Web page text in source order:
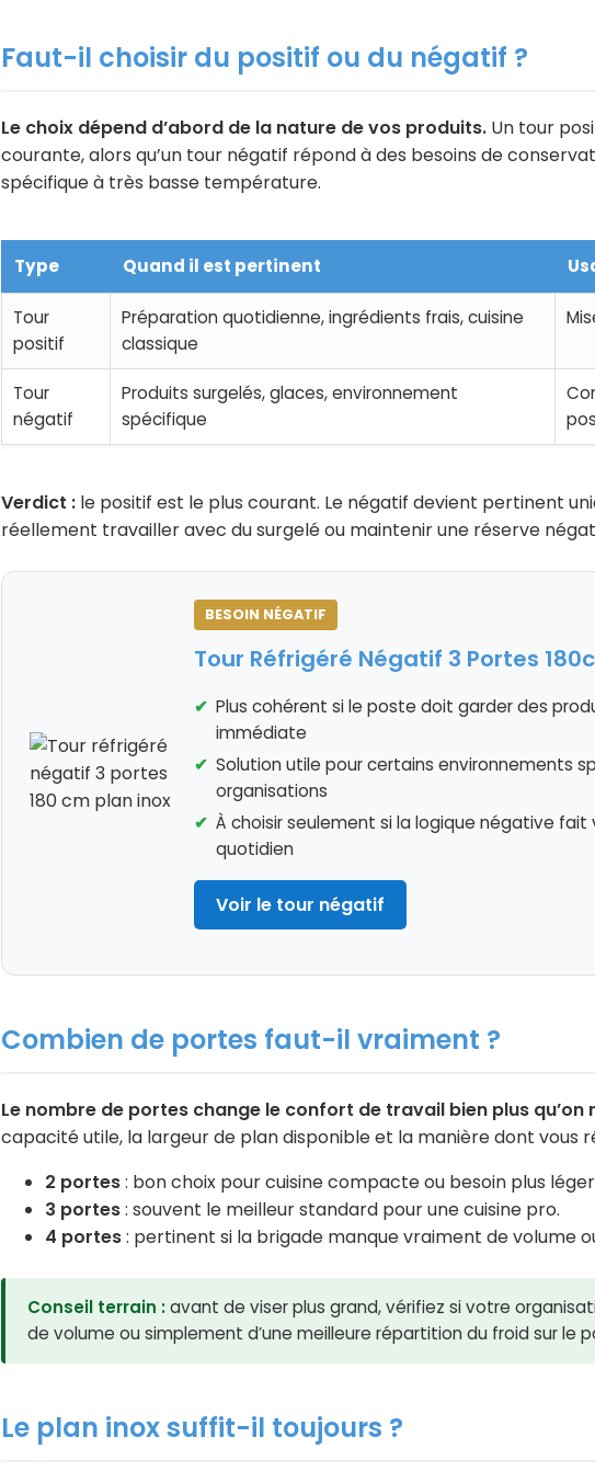
Faut-il choisir du positif ou du négatif ?
Le choix dépend d’abord de la nature de vos produits. Un tour
courante, alors qu’un tour négatif répond à des besoins de
spécifique à très basse température.
Type Quand il est pertinent
Tour
positif
Préparation quotidienne, ingrédients frais, cuisine
classique
Tour
négatif
Produits surgelés, glaces, environnement
spécifique
Verdict : le positif est le plus courant. Le négatif devient pertinent
réellement travailler avec du surgelé ou maintenir une réserve
BESOIN NÉGATIF
Tour Réfrigéré Négatif 3 Portes
Plus cohérent si le poste doit garder des
immédiate
Solution utile pour certains environnements
organisations
À choisir seulement si la logique négative
quotidien
Voir le tour négatif
Combien de portes faut-il vraiment ?
Le nombre de portes change le confort de travail bien plus qu’on
capacité utile, la largeur de plan disponible et la manière dont vous
2 portes: bon choix pour cuisine compacte ou besoin plus
3 portes: souvent le meilleur standard pour une cuisine pro.
4 portes: pertinent si la brigade manque vraiment de volume
Conseil terrain :avant de viser plus grand, vérifiez si votre
de volume ou simplement d’une meilleure répartition du froid sur le
Le plan inox suffit-il toujours ?